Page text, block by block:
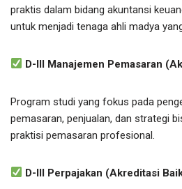
praktis dalam bidang akuntansi
untuk menjadi tenaga ahli madya
D-III Manajemen Pemasaran
Program studi yang fokus pada
pemasaran, penjualan, dan strategi
praktisi pemasaran profesional.
D-III Perpajakan (Akreditasi